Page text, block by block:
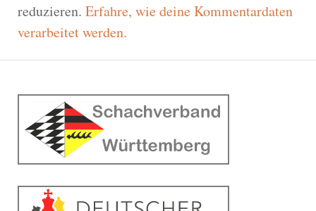
reduzieren. Erfahre, wie deine Kommentardaten
verarbeitet werden.